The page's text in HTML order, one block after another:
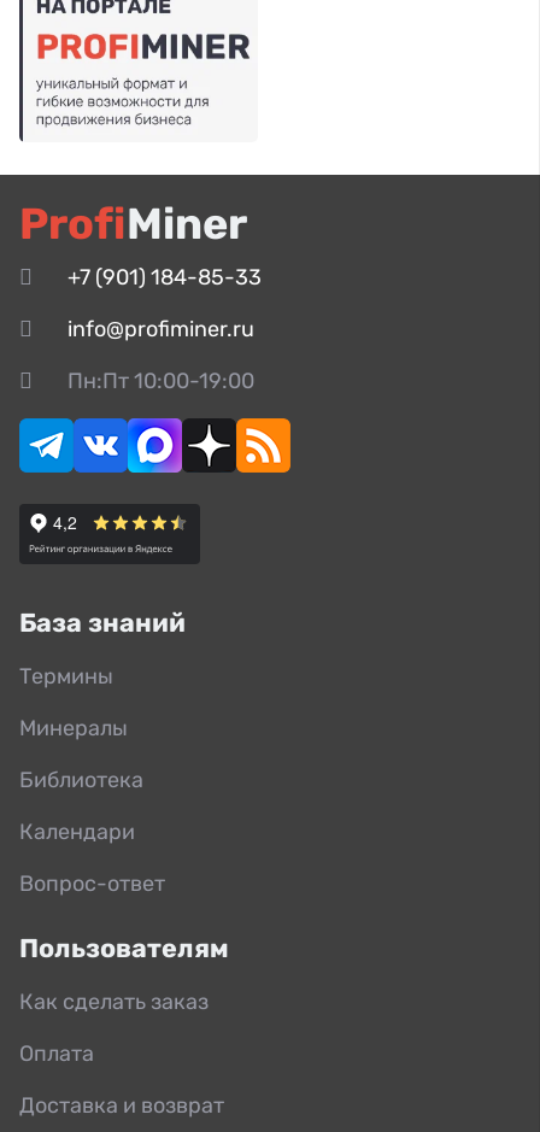
ProfiMiner
+7 (901) 184-85-33
info@profiminer.ru
Пн:Пт 10:00-19:00
База знаний
Термины
Минералы
Библиотека
Календари
Вопрос-ответ
Пользователям
Как сделать заказ
Оплата
Доставка и возврат